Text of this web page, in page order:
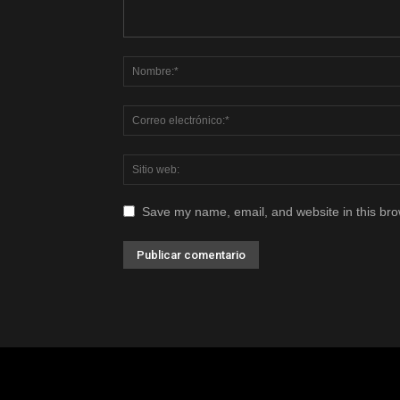
Save my name, email, and website in this